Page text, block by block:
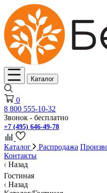
Каталог
0
8 800 555-10-32
Звонок - бесплатно
+7 (495) 646-49-78
Каталог Распродажа
Контакты
Назад
Гостиная
Назад